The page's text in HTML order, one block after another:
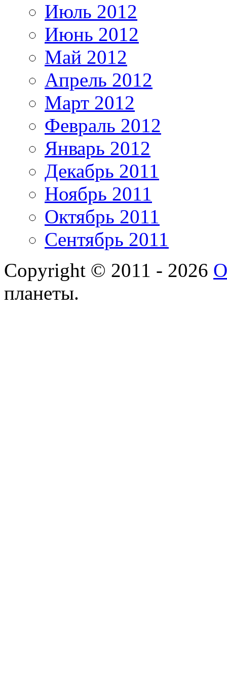
Июль 2012
Июнь 2012
Май 2012
Апрель 2012
Март 2012
Февраль 2012
Январь 2012
Декабрь 2011
Ноябрь 2011
Октябрь 2011
Сентябрь 2011
Copyright © 2011 - 2026
планеты.